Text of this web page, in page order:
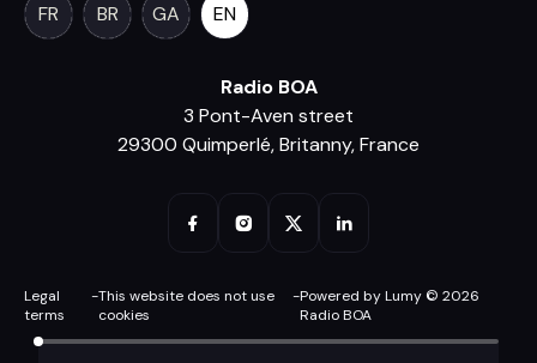
FR
BR GA EN
Radio BOA
3 Pont-Aven street
29300 Quimperlé, Britanny, France
Legal
terms
-This website does not use
cookies
-Powered by Lumy © 2026
Radio BOA